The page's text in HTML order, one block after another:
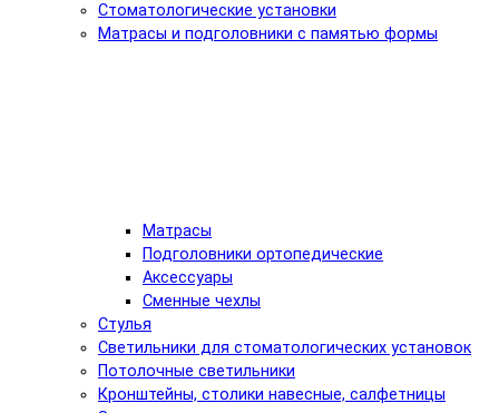
Стоматологические установки
Матрасы и подголовники с памятью формы
Матрасы
Подголовники ортопедические
Аксессуары
Сменные чехлы
Стулья
Светильники для стоматологических установок
Потолочные светильники
Кронштейны, столики навесные, салфетницы